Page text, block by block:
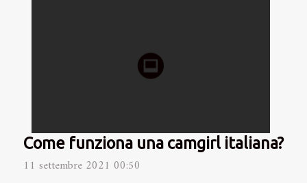
Come funziona una camgirl italiana?
11 settembre 2021 00:50